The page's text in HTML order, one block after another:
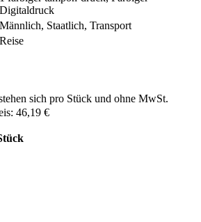
Digitaldruck
Männlich, Staatlich, Transport
Reise
sich pro Stück und ohne MwSt.
46,19 €